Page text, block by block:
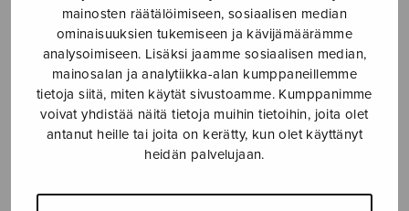
mainosten räätälöimiseen, sosiaalisen median
ominaisuuksien tukemiseen ja kävijämäärämme
analysoimiseen. Lisäksi jaamme sosiaalisen median,
mainosalan ja analytiikka-alan kumppaneillemme
tietoja siitä, miten käytät sivustoamme. Kumppanimme
voivat yhdistää näitä tietoja muihin tietoihin, joita olet
antanut heille tai joita on kerätty, kun olet käyttänyt
heidän palvelujaan.
Suomalaisia
kansanlauluja
nais/lapsiäänille